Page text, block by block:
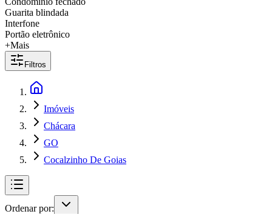
Guarita blindada
Interfone
Portão eletrônico
+Mais
Filtros
Imóveis
Chácara
GO
Cocalzinho De Goias
Ordenar por: